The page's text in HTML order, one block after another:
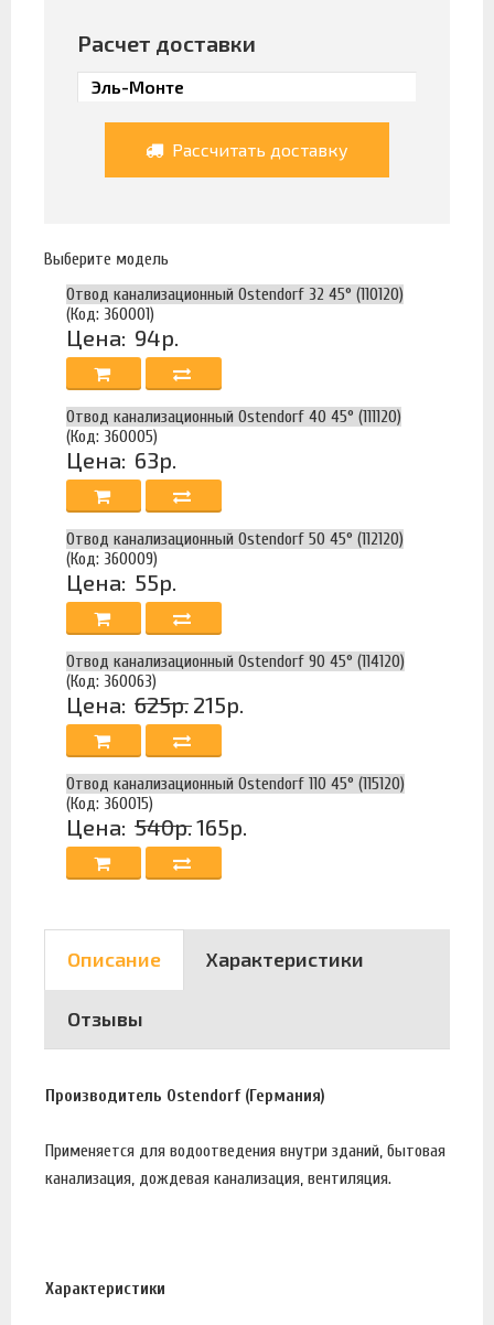
Расчет доставки
Рассчитать доставку
Выберите модель
Отвод канализационный Ostendorf 32 45° (110120)
(Код: 360001)
Цена: 94р.
Отвод канализационный Ostendorf 40 45° (111120)
(Код: 360005)
Цена: 63р.
Отвод канализационный Ostendorf 50 45° (112120)
(Код: 360009)
Цена: 55р.
Отвод канализационный Ostendorf 90 45° (114120)
(Код: 360063)
Цена: 625р. 215р.
Отвод канализационный Ostendorf 110 45° (115120)
(Код: 360015)
Цена: 540р.165р.
Описание Характеристики
Отзывы
Производитель Ostendorf (Германия)
Применяется для водоотведения внутри зданий, бытовая
канализация, дождевая канализация, вентиляция.
Характеристики